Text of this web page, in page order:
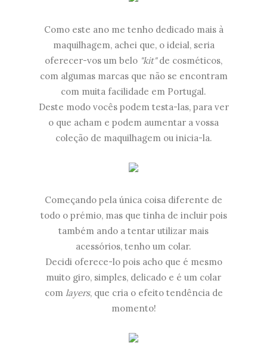
Como este ano me tenho dedicado mais à
maquilhagem, achei que, o ideial, seria
oferecer-vos um belo "kit"de cosméticos,
com algumas marcas que não se encontram
com muita facilidade em Portugal.
Deste modo vocês podem testa-las, para ver
o que acham e podem aumentar a vossa
coleção de maquilhagem ou inicia-la.
Começando pela única coisa diferente de
todo o prémio, mas que tinha de incluir pois
também ando a tentar utilizar mais
acessórios, tenho um colar.
Decidi oferece-lo pois acho que é mesmo
muito giro, simples, delicado e é um colar
com layers, que cria o efeito tendência de
momento!